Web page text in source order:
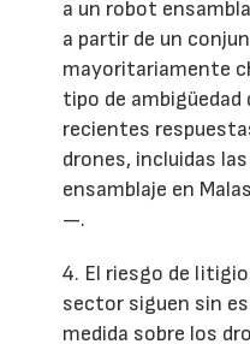
a un robot
a partir de un
mayoritariamente
tipo de ambigüedad
recientes
drones, incluidas
ensamblaje en
—.
4. El riesgo de
sector siguen sin
medida sobre los